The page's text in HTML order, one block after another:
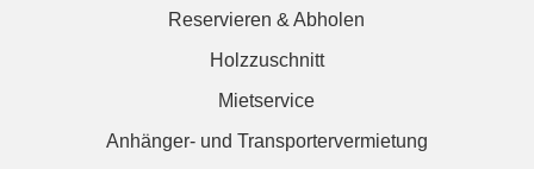
Reservieren & Abholen
Holzzuschnitt
Mietservice
Anhänger- und Transportervermietung